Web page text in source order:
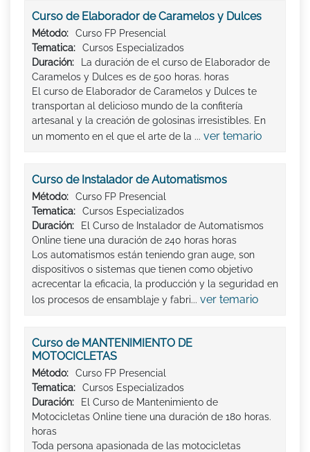
Curso de Elaborador de Caramelos y Dulces
Método:
Curso FP Presencial
Tematica:
Cursos Especializados
Duración:
La duración de el curso de Elaborador de
Caramelos y Dulces es de 500 horas. horas
El curso de Elaborador de Caramelos y Dulces te
transportan al delicioso mundo de la confitería
artesanal y la creación de golosinas irresistibles. En
un momento en el que el arte de la ... ver temario
Curso de Instalador de Automatismos
Método:
Curso FP Presencial
Tematica:
Cursos Especializados
Duración:
El Curso de Instalador de Automatismos
Online tiene una duración de 240 horas horas
Los automatismos están teniendo gran auge, son
dispositivos o sistemas que tienen como objetivo
acrecentar la eficacia, la producción y la seguridad en
los procesos de ensamblaje y fabri... ver temario
Curso de MANTENIMIENTO DE
MOTOCICLETAS
Método:
Curso FP Presencial
Tematica:
Cursos Especializados
Duración:
El Curso de Mantenimiento de
Motocicletas Online tiene una duración de 180 horas.
horas
Toda persona apasionada de las motocicletas